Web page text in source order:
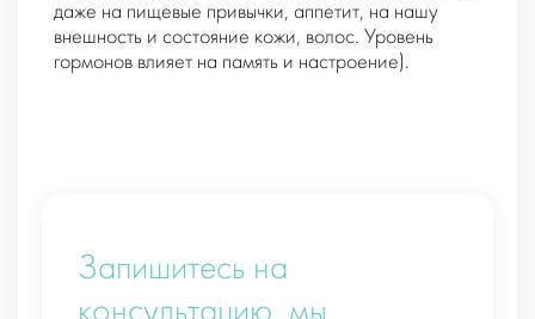
даже на пищевые привычки, аппетит, на нашу
внешность и состояние кожи, волос. Уровень
гормонов влияет на память и настроение).
Запишитесь на